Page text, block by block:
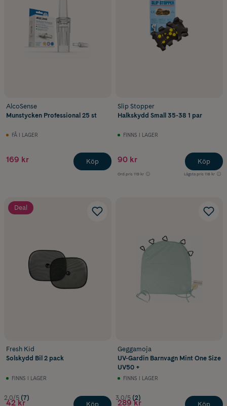
AlcoSense
Munstycken Professional 25 st
FÅ I LAGER
169 kr Köp
Slip Stopper
Halkskydd Small 35-38 1 par
FINNS I LAGER
90 kr
Ord.pris 119 kr Lägsta pris 118 kr
Köp
Deal
Fresh Kid
Solskydd Bil 2 pack
FINNS I LAGER
2.0/5 (7)
42 kr Köp
Geggamoja
UV-Gardin Barnvagn Mint One Size
UV50 +
FINNS I LAGER
3.0/5 (2)
289 kr Köp